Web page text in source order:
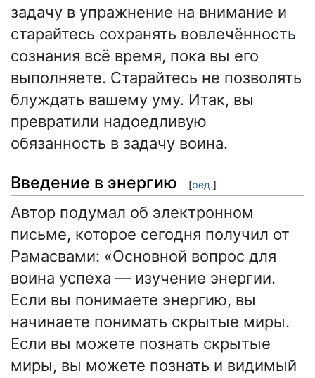
задачу в упражнение на внимание и
старайтесь сохранять вовлечённость
сознания всё время, пока вы его
выполняете. Старайтесь не позволять
блуждать вашему уму. Итак, вы
превратили надоедливую
обязанность в задачу воина.
Введение в энергию [ред.]
Автор подумал об электронном
письме, которое сегодня получил от
Рамасвами: «Основной вопрос для
воина успеха — изучение энергии.
Если вы понимаете энергию, вы
начинаете понимать скрытые миры.
Если вы можете познать скрытые
миры, вы можете познать и видимый